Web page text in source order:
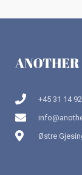
+45 31 14
Østre